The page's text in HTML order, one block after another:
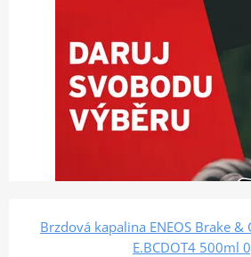
Brzdová kapalina ENEOS Brake &
E.BCDOT4 500ml